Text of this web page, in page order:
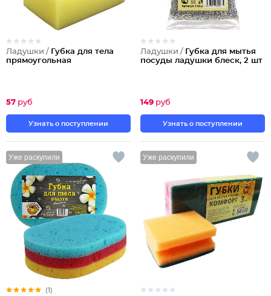
Ладушки / Губка для тела
прямоугольная
57 руб
Узнать о поступлении
Ладушки / Губка для мытья
посуды ладушки блеск, 2 шт
149 руб
Узнать о поступлении
Уже раскупили
(1)
Уже раскупили